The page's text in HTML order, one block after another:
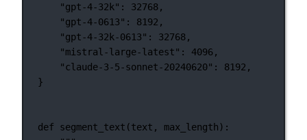
"gpt-4-32k" : 32768,
"gpt-4-0613" : 8192 ,
"gpt-4-32k-0613" : 32768,
"mistral-large-latest" : 4096,
"claude-3-5-sonnet-20240620" : 8192 ,
}
def segment_text (text, max_length):